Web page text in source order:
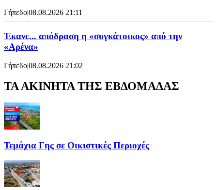
Γήπεδο|08.08.2026 21:11
Έκανε... απόδραση η «συγκάτοικος» από την
«Αρένα»
Γήπεδο|08.08.2026 21:02
ΤΑ ΑΚΙΝΗΤΑ ΤΗΣ ΕΒΔΟΜΑΔΑΣ
Τεμάχια Γης σε Οικιστικές Περιοχές